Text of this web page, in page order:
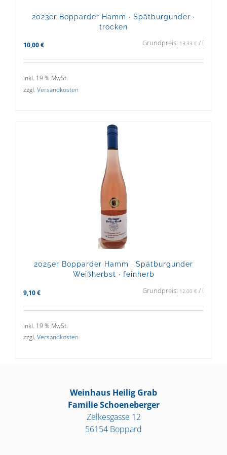
2023er Bopparder Hamm · Spätburgunder ·
trocken
10,00 € Grundpreis: 13,33 € / l
inkl. 19 % MwSt.
zzgl. Versandkosten
2025er Bopparder Hamm · Spätburgunder
Weißherbst · feinherb
9,10 € Grundpreis: 12,00 € / l
inkl. 19 % MwSt.
zzgl. Versandkosten
Weinhaus Heilig Grab
Familie Schoeneberger
Zelkesgasse 12
56154 Boppard